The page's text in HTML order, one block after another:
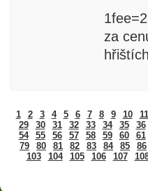
za
1 2 3 4 5 6 7 8 9 10 11
29
30 31 32 33 34 35 36
54
55 56 57 58 59 60 61
79
80 81 82 83 84 85 86
103
104 105 106 107